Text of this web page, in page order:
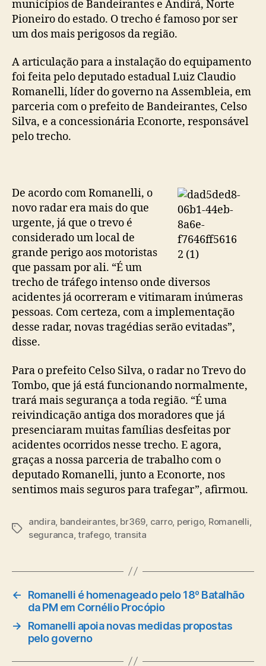
municípios de Bandeirantes e Andirá, Norte
Pioneiro do estado. O trecho é famoso por ser
um dos mais perigosos da região.
A articulação para a instalação do equipamento
foi feita pelo deputado estadual Luiz Claudio
Romanelli, líder do governo na Assembleia, em
parceria com o prefeito de Bandeirantes, Celso
Silva, e a concessionária Econorte, responsável
pelo trecho.
De acordo com Romanelli, o
novo radar era mais do que
urgente, já que o trevo é
considerado um local de
grande perigo aos motoristas
que passam por ali. “É um
trecho de tráfego intenso onde diversos
acidentes já ocorreram e vitimaram inúmeras
pessoas. Com certeza, com a implementação
desse radar, novas tragédias serão evitadas”,
disse.
Para o prefeito Celso Silva, o radar no Trevo do
Tombo, que já está funcionando normalmente,
trará mais segurança a toda região. “É uma
reivindicação antiga dos moradores que já
presenciaram muitas famílias desfeitas por
acidentes ocorridos nesse trecho. E agora,
graças a nossa parceria de trabalho com o
deputado Romanelli, junto a Econorte, nos
sentimos mais seguros para trafegar”, afirmou.
Tags
andira bandeirantes, br369 carro, perigo, Romanelli
seguranca ,trafego, transita
←
Romanelli é homenageado pelo 18º Batalhão
da PM em Cornélio Procópio
→
Romanelli apoia novas medidas propostas
pelo governo